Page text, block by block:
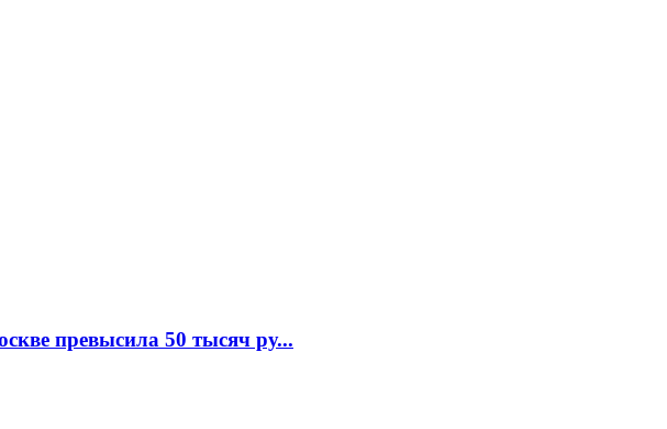
превысила 50 тысяч ру...